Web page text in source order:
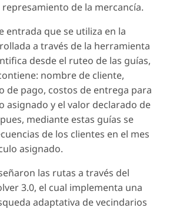
de la mercancía.
entrada que se utiliza en la
a través de la herramienta
desde el ruteo de las guías,
nombre de cliente,
de pago, costos de entrega para
asignado y el valor declarado de
mediante estas guías se
de los clientes en el mes
asignado.
las rutas a través del
3.0, el cual implementa una
adaptativa de vecindarios